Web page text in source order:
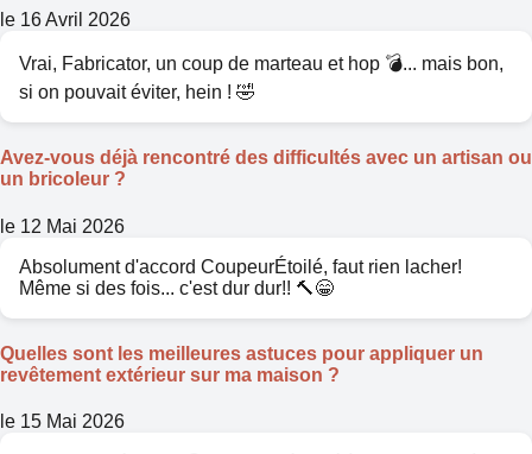
le 16 Avril 2026
Vrai, Fabricator, un coup de marteau et hop 💣... mais bon,
si on pouvait éviter, hein ! 🤣
Avez-vous déjà rencontré des difficultés avec un artisan ou
un bricoleur ?
le 12 Mai 2026
Absolument d'accord CoupeurÉtoilé, faut rien lacher!
Même si des fois... c'est dur dur!! 🔨😁
Quelles sont les meilleures astuces pour appliquer un
revêtement extérieur sur ma maison ?
le 15 Mai 2026